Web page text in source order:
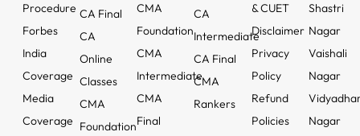
Procedure
Forbes
India
Coverage
Media
Coverage
CA Final
CA
Online
Classes
CMA
Foundation
CMA
Foundation
CMA
Intermediate
CMA
Final
CA
Intermediate
CA Final
CMA
Rankers
& CUET
Disclaimer
Privacy
Policy
Refund
Policies
Shastri
Nagar
Vaishali
Nagar
Nagar